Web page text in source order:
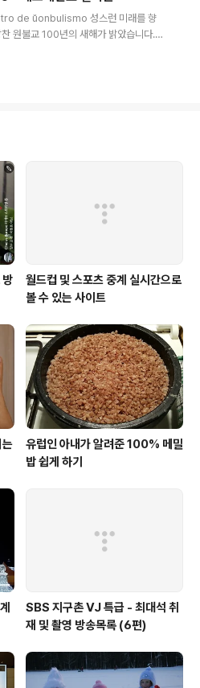
Litovio, Pakista
de ŭonbulismo 성스런 미래를 향
불교 100년의 새해가 밝았습니다.
nova jaro, la 100a jaro de ŭ
방
월드컵 및 스포츠 중계 실시간으로
볼 수 있는 사이트
는
유럽인 아내가 알려준 100% 메밀
밥 쉽게 하기
SBS 지구촌 VJ 특급 - 최대석 취
재 및 촬영 방송목록 (6편)